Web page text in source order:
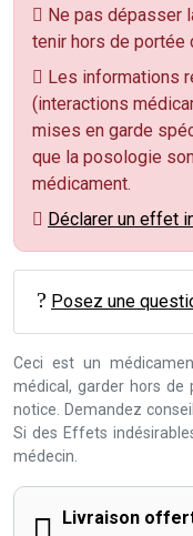
Ne pas dépasser
tenir hors de portée
Les informations
(interactions
mises en garde
que la posologie
médicament.
Déclarer un effet
Posez une
Ceci est un
médical, garder hors
notice. Demandez
Si des Effets
médecin.
Livraison